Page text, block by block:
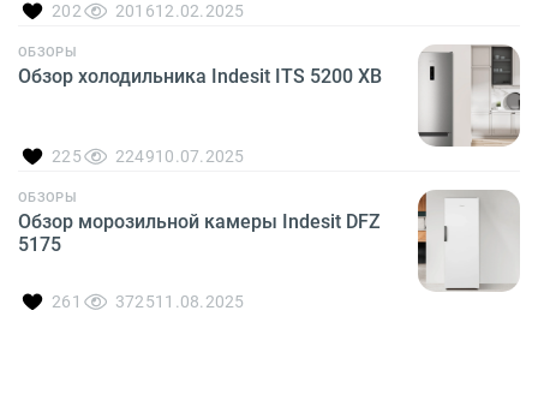
202 201612.02.2025
ОБЗОРЫ
Обзор холодильника Indesit ITS 5200 XB
225 224910.07.2025
ОБЗОРЫ
Обзор морозильной камеры Indesit DFZ
5175
261 372511.08.2025